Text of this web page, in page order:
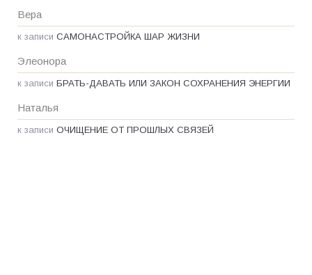
Вера
к записи САМОНАСТРОЙКА ШАР ЖИЗНИ
Элеонора
к записи БРАТЬ-ДАВАТЬ ИЛИ ЗАКОН СОХРАНЕНИЯ ЭНЕРГИИ
Наталья
к записи ОЧИЩЕНИЕ ОТ ПРОШЛЫХ СВЯЗЕЙ